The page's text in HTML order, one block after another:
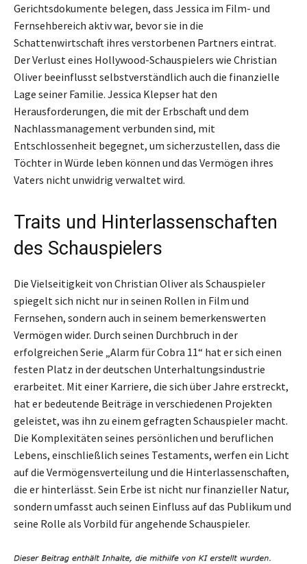
Gerichtsdokumente belegen, dass Jessica im Film- und
Fernsehbereich aktiv war, bevor sie in die
Schattenwirtschaft ihres verstorbenen Partners eintrat.
Der Verlust eines Hollywood-Schauspielers wie Christian
Oliver beeinflusst selbstverständlich auch die finanzielle
Lage seiner Familie. Jessica Klepser hat den
Herausforderungen, die mit der Erbschaft und dem
Nachlassmanagement verbunden sind, mit
Entschlossenheit begegnet, um sicherzustellen, dass die
Töchter in Würde leben können und das Vermögen ihres
Vaters nicht unwidrig verwaltet wird.
Traits und Hinterlassenschaften
des Schauspielers
Die Vielseitigkeit von Christian Oliver als Schauspieler
spiegelt sich nicht nur in seinen Rollen in Film und
Fernsehen, sondern auch in seinem bemerkenswerten
Vermögen wider. Durch seinen Durchbruch in der
erfolgreichen Serie „Alarm für Cobra 11“ hat er sich einen
festen Platz in der deutschen Unterhaltungsindustrie
erarbeitet. Mit einer Karriere, die sich über Jahre erstreckt,
hat er bedeutende Beiträge in verschiedenen Projekten
geleistet, was ihn zu einem gefragten Schauspieler macht.
Die Komplexitäten seines persönlichen und beruflichen
Lebens, einschließlich seines Testaments, werfen ein Licht
auf die Vermögensverteilung und die Hinterlassenschaften,
die er hinterlässt. Sein Erbe ist nicht nur finanzieller Natur,
sondern umfasst auch seinen Einfluss auf das Publikum und
seine Rolle als Vorbild für angehende Schauspieler.